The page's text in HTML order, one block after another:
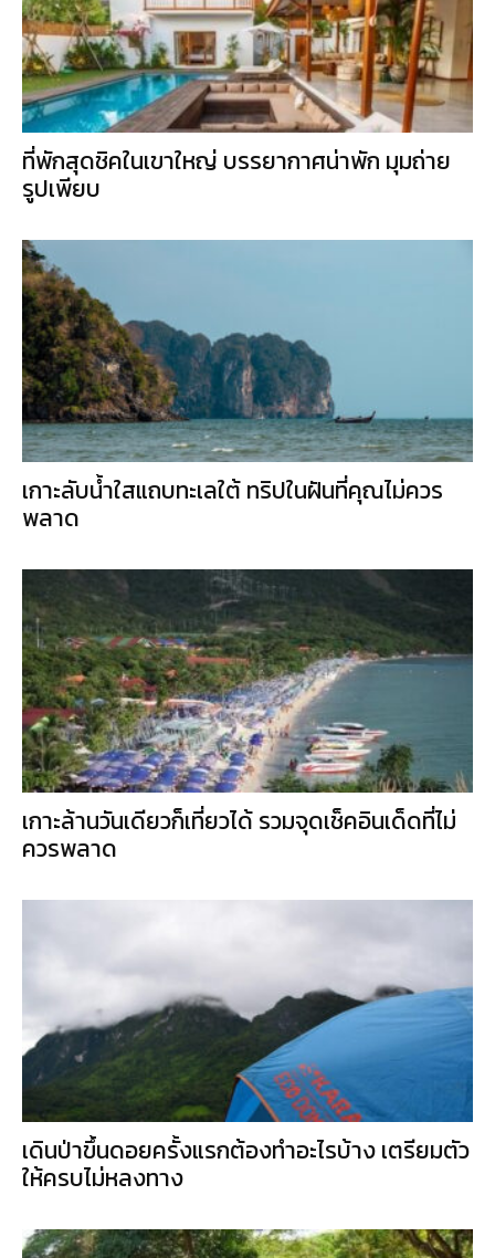
ที่พักสุดชิคในเขาใหญ่ บรรยากาศน่าพัก มุมถ่าย
รูปเพียบ
เกาะลับน้ำใสแถบทะเลใต้ ทริปในฝันที่คุณไม่ควร
พลาด
เกาะล้านวันเดียวก็เที่ยวได้ รวมจุดเช็คอินเด็ดที่ไม่
ควรพลาด
เดินป่าขึ้นดอยครั้งแรกต้องทำอะไรบ้าง เตรียมตัว
ให้ครบไม่หลงทาง